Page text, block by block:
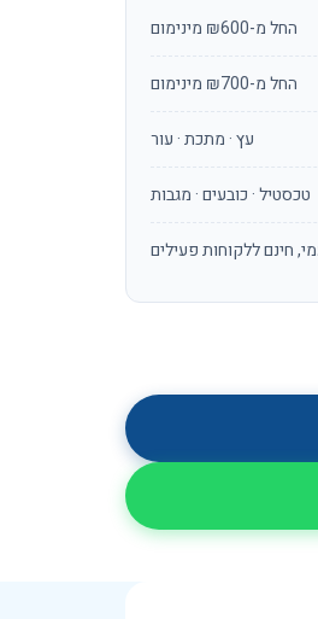
החל מ-₪600 מינימום
החל מ-₪700 מינימום
עץ · מתכת · עור
טכסטיל · כובעים · מגבות